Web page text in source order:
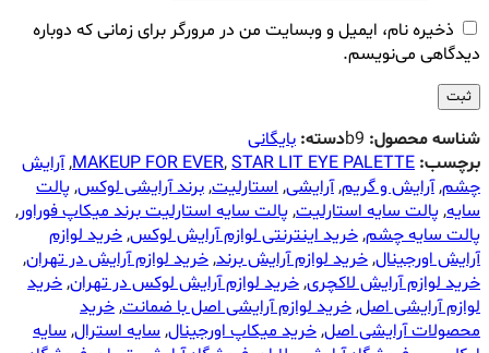
ذخیره نام، ایمیل و وبسایت من در مرورگر برای زمانی که دوباره
دیدگاهی می‌نویسم.
شناسه محصول: b9دسته: بایگانی
برچسب:
MAKEUP FOR EVER,STAR LIT EYE PALETTE
,آرایش
چشم,آرایش و گریم,آرایشی,استارلیت,برند آرایشی لوکس,پالت
سایه,پالت سایه استارلیت,پالت سایه استارلیت برند میکاپ فوراور,
پالت سایه چشم,خرید اینترنتی لوازم آرایش لوکس,خرید لوازم
آرایش اورجینال,خرید لوازم آرایش برند,خرید لوازم آرایش در تهران,
خرید لوازم آرایش لاکچری,خرید لوازم آرایش لوکس در تهران,خرید
لوازم آرایشی اصل,خرید لوازم آرایشی اصل با ضمانت,خرید
محصولات آرایشی اصل,خرید میکاپ اورجینال,سایه استرال,سایه